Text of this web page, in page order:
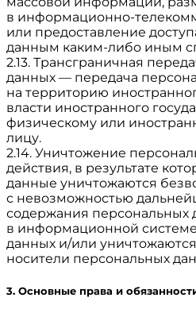
в информационно-
или предоставление
данным каким-либо иным
2.13. Трансграничная
данных — передача
на территорию
власти иностранного
физическому или
лицу.
2.14. Уничтожение
действия, в результате
данные уничтожаются
с невозможностью
содержания персональных
в информационной
данных и/или
носители персональных
3. Основные права и